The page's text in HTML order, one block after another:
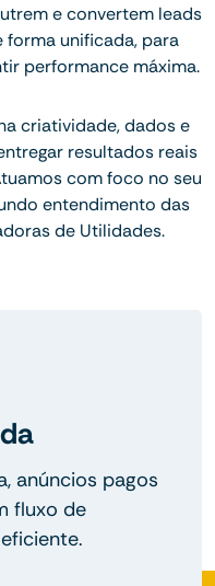
e convertem leads
forma unificada, para
performance máxima.
criatividade, dados e
resultados reais
com foco no seu
entendimento das
de Utilidades.
anúncios pagos
fluxo de